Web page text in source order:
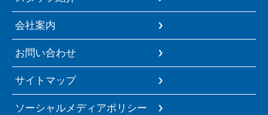
会社案内
お問い合わせ
サイトマップ
ソーシャルメディアポリシー